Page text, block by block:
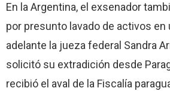
En la Argentina, el exsenador
por presunto lavado de activos en
adelante la jueza federal Sandra
solicitó su extradición desde
recibió el aval de la Fiscalía